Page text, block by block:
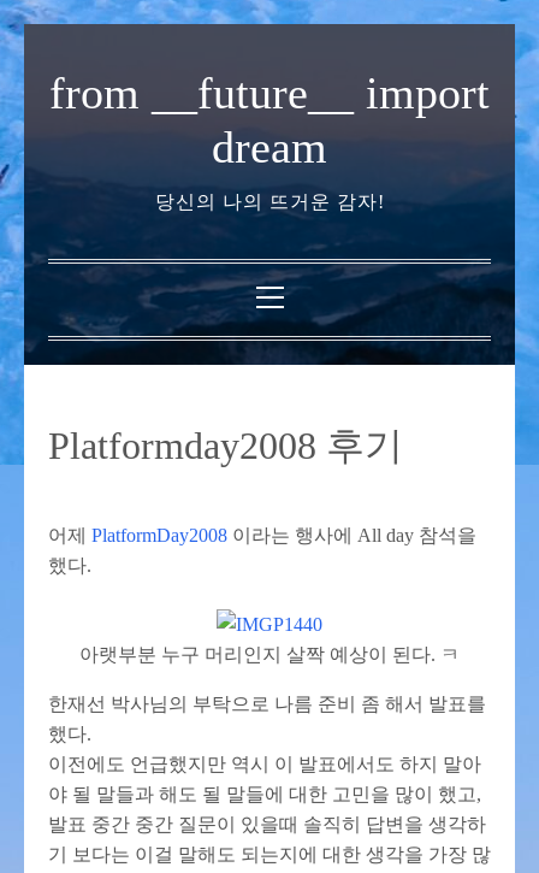
내
으
로
바
기
from __future__ import
dream
당신의 나의 뜨거운 감자!
기
본
메
뉴
Platformday2008 후기
어제 PlatformDay2008 이라는 행사에 All day 참석을
했다.
아랫부분 누구 머리인지 살짝 예상이 된다. ㅋ
한재선 박사님의 부탁으로 나름 준비 좀 해서 발표를
했다.
이전에도 언급했지만 역시 이 발표에서도 하지 말아
야 될 말들과 해도 될 말들에 대한 고민을 많이 했고,
발표 중간 중간 질문이 있을때 솔직히 답변을 생각하
기 보다는 이걸 말해도 되는지에 대한 생각을 가장 많